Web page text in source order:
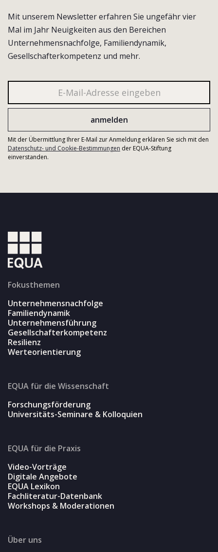
Mit unserem Newsletter erfahren Sie ungefähr vier
Mal im Jahr Neuigkeiten aus den Bereichen
Unternehmensnachfolge, Familiendynamik,
Gesellschafterkompetenz und mehr.
Mit der Übermittlung Ihrer E-Mail zur Anmeldung erklären Sie sich mit den
Datenschutz- und Cookie-Bestimmungen der EQUA-Stiftung
einverstanden.
Fokusthemen
Unternehmensnachfolge
Familiendynamik
Unternehmensführung
Gesellschafterkompetenz
Resilienz
Werteorientierung
EQUA für die Wissenschaft
Forschungsförderung
Universitäts-Seminare & Kolloquien
EQUA für die Praxis
Video-Vorträge
Digitale Angebote
EQUA Lexikon
Fachliteratur-Datenbank
Workshops & Moderationen
Über uns